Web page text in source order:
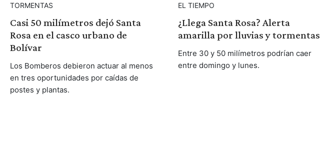
TORMENTAS
Casi 50 milímetros dejó Santa
Rosa en el casco urbano de
Bolívar
Los Bomberos debieron actuar al menos
en tres oportunidades por caídas de
postes y plantas.
EL TIEMPO
¿Llega Santa Rosa? Alerta
amarilla por lluvias y tormentas
Entre 30 y 50 milímetros podrían caer
entre domingo y lunes.